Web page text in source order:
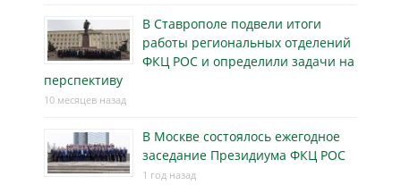
В Ставрополе подвели итоги
работы региональных отделений
ФКЦ РОС и определили задачи на
перспективу
10 месяцев назад
В Москве состоялось ежегодное
заседание Президиума ФКЦ РОС
1 год назад